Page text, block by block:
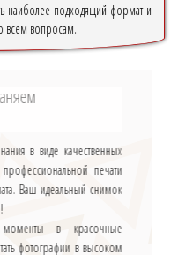
наиболее подходящий формат и
всем вопросам.
в виде качественных
печати
Ваш идеальный снимок
в красочные
фотографии в высоком